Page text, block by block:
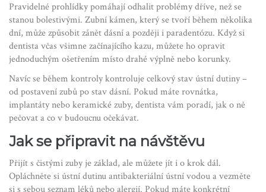
Pravidelné prohlídky pomáhají odhalit problémy dříve, než se
stanou bolestivými. Zubní kámen, který se tvoří během několika
dní, může způsobit zánět dásní a později i paradentózu. Když si
dentista včas všimne začínajícího kazu, můžete ho opravit
jednoduchým ošetřením místo drahé výplně nebo korunky.
Navíc se během kontroly kontroluje celkový stav ústní dutiny –
od postavení zubů po stav dásní. Pokud máte rovnátka,
implantáty nebo keramické zuby, dentista vám poradí, jak o ně
pečovat a co v budoucnu očekávat.
Jak se připravit na návštěvu
Přijít s čistými zuby je základ, ale můžete jít i o krok dál.
Opláchněte si ústní dutinu antibakteriální ústní vodou a vezměte
si s sebou seznam léků nebo alergií. Pokud máte konkrétní